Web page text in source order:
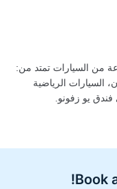
من السيارات تمتد من:
السيارات الرياضية
فندق يو زفونو.
Book